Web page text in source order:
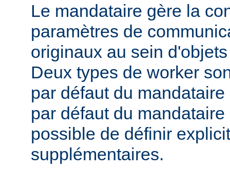
Le mandataire gère la
paramètres de
originaux au sein
Deux types de worker
par défaut du
par défaut du
possible de définir
supplémentaires.